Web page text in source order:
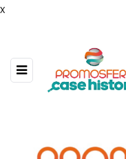
x